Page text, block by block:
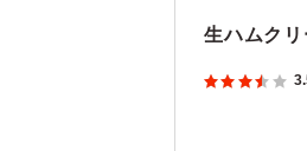
生ハムク